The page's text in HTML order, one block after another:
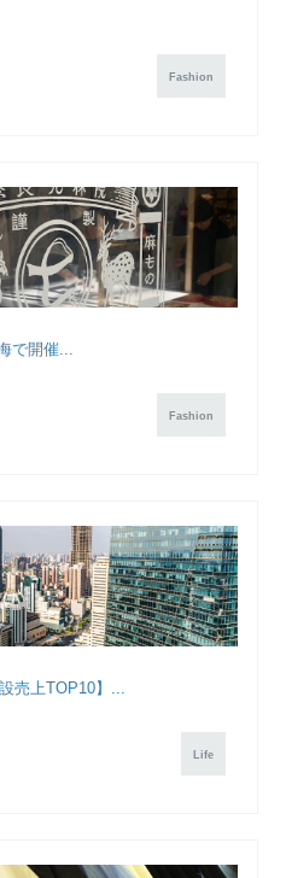
Fashion
で開催...
Fashion
売上TOP10】...
Life